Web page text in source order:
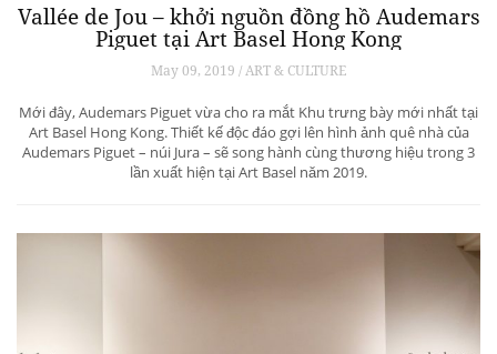
Vallée de Jou – khởi nguồn đồng hồ Audemars
Piguet tại Art Basel Hong Kong
May 09, 2019 / ART & CULTURE
Mới đây, Audemars Piguet vừa cho ra mắt Khu trưng bày mới nhất tại
Art Basel Hong Kong. Thiết kế độc đáo gợi lên hình ảnh quê nhà của
Audemars Piguet – núi Jura – sẽ song hành cùng thương hiệu trong 3
lần xuất hiện tại Art Basel năm 2019.